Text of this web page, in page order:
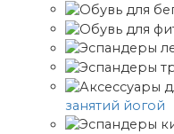
занятий йогой